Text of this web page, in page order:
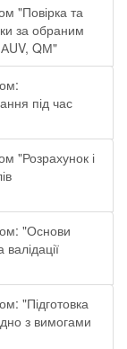
"Повірка та
за обраним
QМ"
під час
"Розрахунок і
"Основи
"Підготовка
з вимогами